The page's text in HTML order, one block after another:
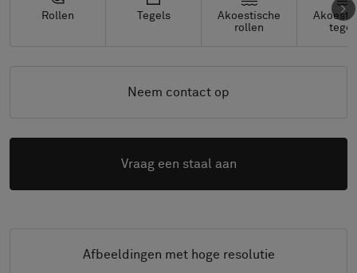
Rollen Tegels
Akoestische
rollen
Neem contact op
Vraag een staal aan
Afbeeldingen met hoge resolutie